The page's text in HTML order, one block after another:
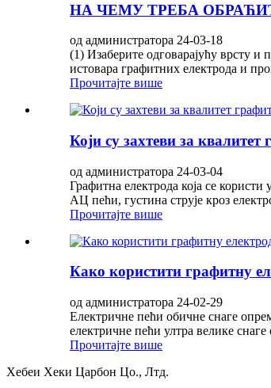
НА ЧЕМУ ТРЕБА
од администратора 24-03-18
(1) Изаберите одговарајућу врсту
истовара графитних електрода и
Прочитајте више
Који су захтеви за
од администратора 24-03-04
Графитна електрода која се
АЦ пећи, густина струје кроз
Прочитајте више
Како користити графитну
од администратора 24-02-29
Електричне пећи обичне снаге
електричне пећи ултра велике
Прочитајте више
Хебеи Хеки Царбон Цо., Лтд.